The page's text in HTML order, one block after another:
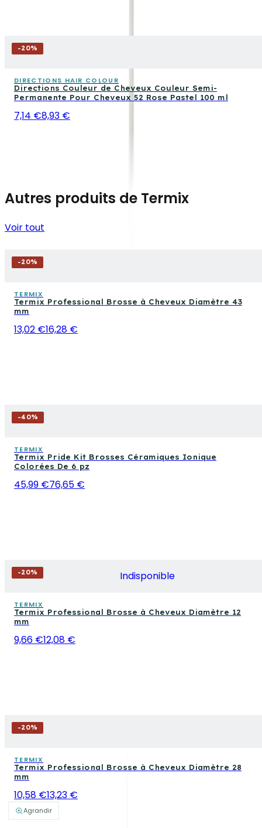
Agrandir
-20%
DIRECTIONS HAIR COLOUR
Directions Couleur de Cheveux Couleur Semi-
Permanente Pour Cheveux 52 Rose Pastel 100 ml
7,14 €8,93 €
Autres produits de Termix
Voir tout
-20%
TERMIX
Termix Professional Brosse à Cheveux Diamètre 43
mm
13,02 €16,28 €
-40%
TERMIX
Termix Pride Kit Brosses Céramiques Ionique
Colorées De 6 pz
45,99 €76,65 €
-20% Indisponible
TERMIX
Termix Professional Brosse à Cheveux Diamètre 12
mm
9,66 €12,08 €
-20%
TERMIX
Termix Professional Brosse à Cheveux Diamètre 28
mm
10,58 €13,23 €